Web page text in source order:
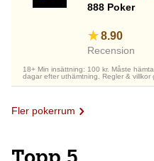
888 Poker
8.90
Recension
18+ Min insättning: 100 kr. Måste
dagar efter uthämtning. Regler & villkor
Fler pokerrum